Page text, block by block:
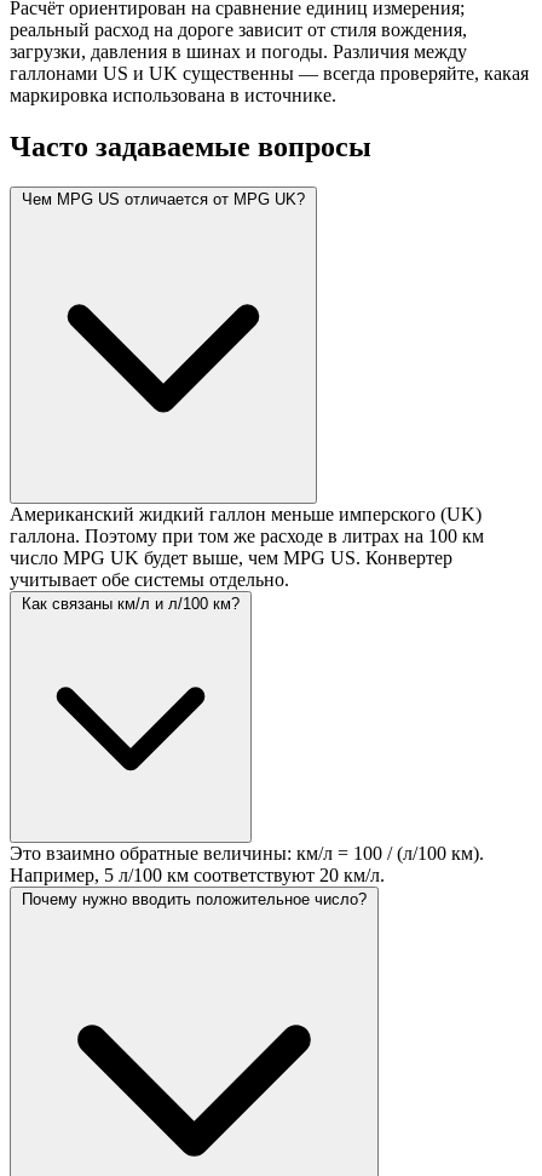
Расчёт ориентирован на сравнение единиц измерения;
реальный расход на дороге зависит от стиля вождения,
загрузки, давления в шинах и погоды. Различия между
галлонами US и UK существенны — всегда проверяйте, какая
маркировка использована в источнике.
Часто задаваемые вопросы
Чем MPG US отличается от MPG UK?
Американский жидкий галлон меньше имперского (UK)
галлона. Поэтому при том же расходе в литрах на 100 км
число MPG UK будет выше, чем MPG US. Конвертер
учитывает обе системы отдельно.
Как связаны км/л и л/100 км?
Это взаимно обратные величины: км/л = 100 / (л/100 км).
Например, 5 л/100 км соответствуют 20 км/л.
Почему нужно вводить положительное число?